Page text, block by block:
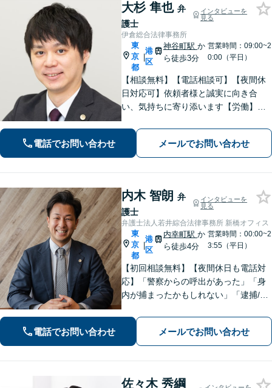
大杉 隼也 弁
護士
インタビューを
見る
伊倉総合法律事務所
東
京
都
|
港
区
神谷町駅 か
ら徒歩3分
営業時間：09:00~2
0:00（平日）
【相談無料】【電話相談可】【夜間休
日対応可】依頼者様と誠実に向き合
い、気持ちに寄り添います【労働】残
みにより良い解決を提案します【離
婚・男女問題】不貞慰謝料、離婚、貞
操権侵害の解決実績が多数あります
【神谷町駅3分】
電話でお問い合わせ メールでお問い合わせ
内木 智朗 弁
護士
インタビューを
見る
弁護士法人若井綜合法律事務所 新橋オフィス
東
京
都
|
港
区
内幸町駅 か
ら徒歩4分
営業時間：00:00~2
3:55（平日）
【初回相談無料】【夜間休日も電話対
応】「警察からの呼出があった」「身
内が捕まったかもしれない」「逮捕/勾
イス」刑事事件でお困りなら悩むより
も先に弁護士に相談してください！
電話でお問い合わせ メールでお問い合わせ
佐々木 秀綱